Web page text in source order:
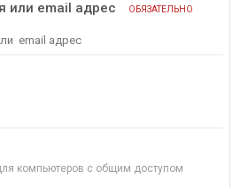
или email адрес ОБЯЗАТЕЛЬНО
компьютеров с общим доступом